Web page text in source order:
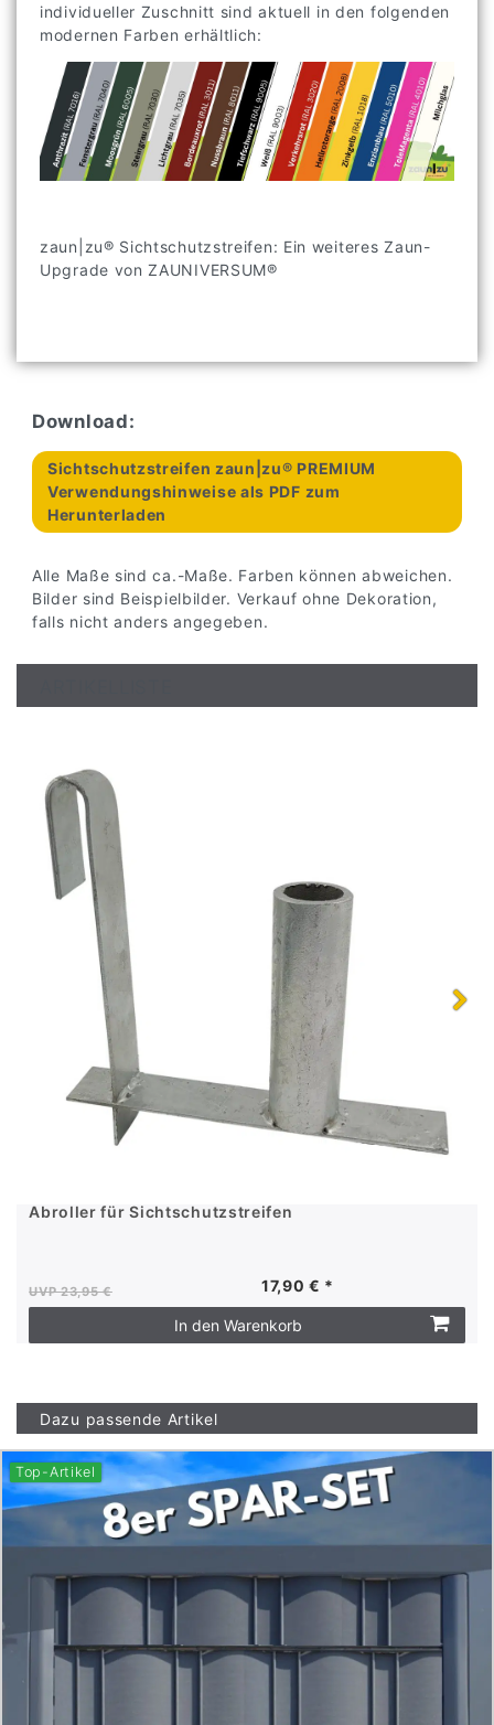
individueller Zuschnitt sind aktuell in den folgenden
modernen Farben erhältlich:
zaun|zu® Sichtschutzstreifen: Ein weiteres Zaun-
Upgrade von ZAUNIVERSUM®
Download:
Sichtschutzstreifen zaun|zu® PREMIUM
Verwendungshinweise als PDF zum
Herunterladen
Alle Maße sind ca.-Maße. Farben können abweichen.
Bilder sind Beispielbilder. Verkauf ohne Dekoration,
falls nicht anders angegeben.
Abroller für Sichtschutzstreifen
UVP 23,95 € 17,90 € *
In den Warenkorb
Dazu passende Artikel
Top-Artikel